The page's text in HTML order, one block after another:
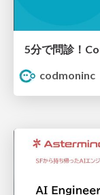
5分で問診！
codmoninc